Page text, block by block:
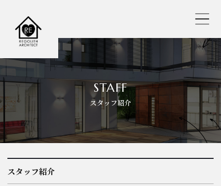
レゴリスの人気おすすめ仕様
REGOLITH STYLE
選べる工法
STAFF
スタッフ紹介
スタッフ紹介